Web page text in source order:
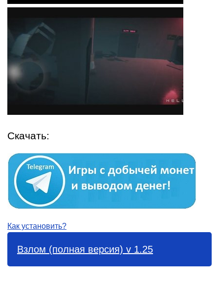
Скачать:
Как установить?
Взлом (полная версия) v 1.25